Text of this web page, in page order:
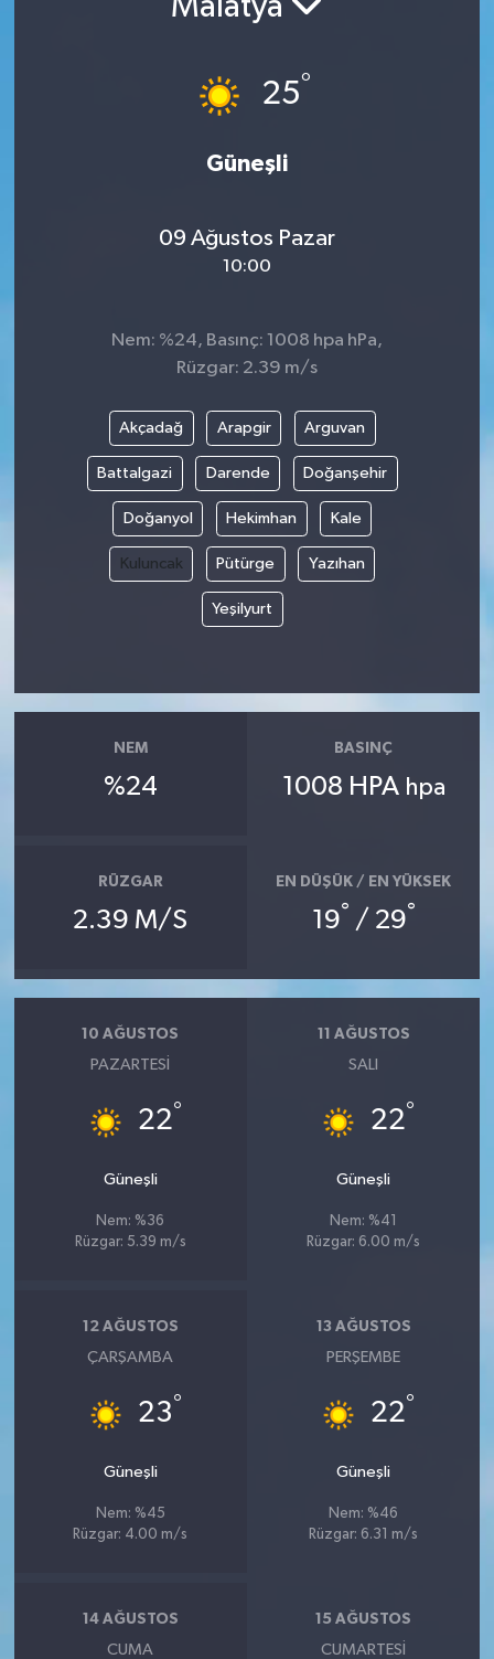
Malatya
25°
Güneşli
09 Ağustos Pazar
10:00
Nem: %24, Basınç: 1008 hpa hPa,
Rüzgar: 2.39 m/s
Akçadağ Arapgir Arguvan
Battalgazi Darende Doğanşehir
Doğanyol Hekimhan Kale
Kuluncak Pütürge Yazıhan
Yeşilyurt
NEM
%24
BASINÇ
1008 HPA hpa
RÜZGAR
2.39 M/S
EN DÜŞÜK / EN YÜKSEK
19° / 29°
10 AĞUSTOS
PAZARTESI
22°
Güneşli
Nem: %36
Rüzgar: 5.39 m/s
11 AĞUSTOS
SALI
22°
Güneşli
Nem: %41
Rüzgar: 6.00 m/s
12 AĞUSTOS
ÇARŞAMBA
23°
Güneşli
Nem: %45
Rüzgar: 4.00 m/s
13 AĞUSTOS
PERŞEMBE
22°
Güneşli
Nem: %46
Rüzgar: 6.31 m/s
14 AĞUSTOS
CUMA
15 AĞUSTOS
CUMARTESI